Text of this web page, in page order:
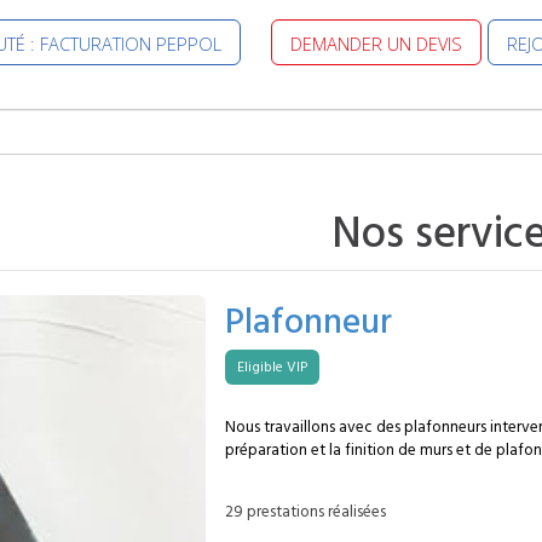
: FACTURATION PEPPOL DEMANDER UN DEVIS
Nos
Plafonneur
Eligible VIP
Nous travaillons avec des plafonneurs
préparation et la finition de murs et de
plafonneur MySpecialist est en mesure de
29 prestations réalisées